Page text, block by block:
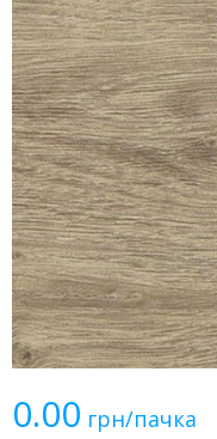
0.00 грн/пачка